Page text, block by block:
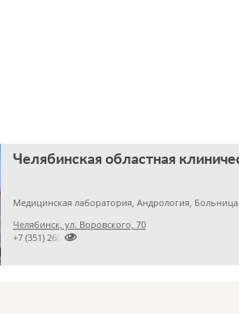
Медицинская лаборатория, Андрология, Больница
Челябинск, ул. Воровского, 70

+7 (351) 2609824